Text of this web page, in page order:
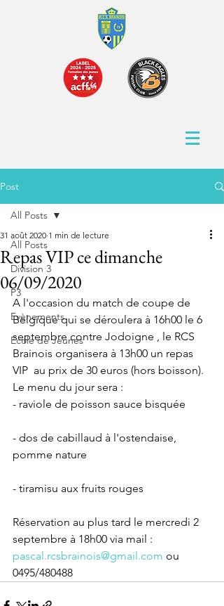
Post
All Posts
Division 3
P3
Evènements
Ecole de Jeunes
All Posts
Repas VIP ce dimanche
06/09/2020
31 août 2020 1 min de lecture
A l'occasion du match de coupe de
Belgique qui se déroulera à 16h00 le 6
septembre contre Jodoigne , le RCS
Brainois organisera à 13h00 un repas
VIP  au prix de 30 euros (hors boisson).
Le menu du jour sera :
- raviole de poisson sauce bisquée
- dos de cabillaud à l'ostendaise,
pomme nature
- tiramisu aux fruits rouges
Réservation au plus tard le mercredi 2
septembre à 18h00 via mail :
pascal.rcsbrainois@gmail.com ou
0495/480488